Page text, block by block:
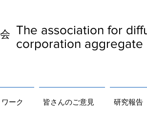
The association for
corporation aggregate
ーク 皆さんのご意見 研究報告